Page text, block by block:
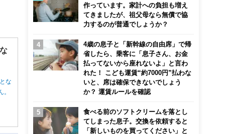
な
。
作っています。家計への負担も増え
てきましたが、祖父母なら無償で協
力するのが普通でしょうか？
4歳の息子と「新幹線の自由席」で帰
省したら、乗客に「息子さん、お金
払ってないから座れないよ」と言わ
れた！ こども運賃“約7000円”払わな
いと、席は確保できないでしょう
か？ 運賃ルールを確認
食べる前のソフトクリームを落とし
てしまった息子。交換を依頼すると
「新しいものを買ってください」と